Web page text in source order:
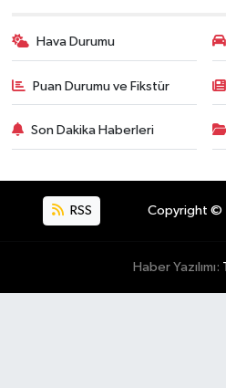
Hava Durumu
Puan Durumu ve Fikstür
Son Dakika Haberleri
RSS Copyright ©
Haber Yazılımı: